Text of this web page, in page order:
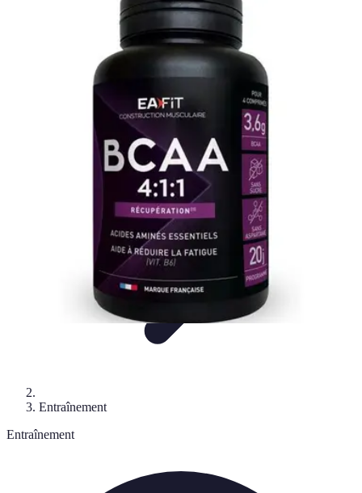
Musculation CardioDébuter en Fitness
Passion Fitness
Entraînement
Entraînement